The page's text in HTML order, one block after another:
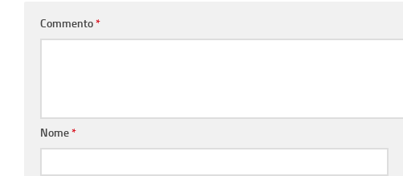
Commento*
Nome*